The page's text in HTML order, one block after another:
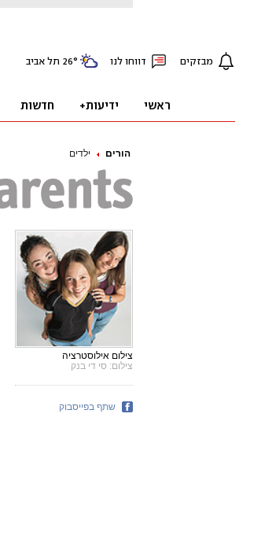
הורים ילדים
צילום אילוסטרציה
צילום: סי די בנק
שתף בפייסבוק